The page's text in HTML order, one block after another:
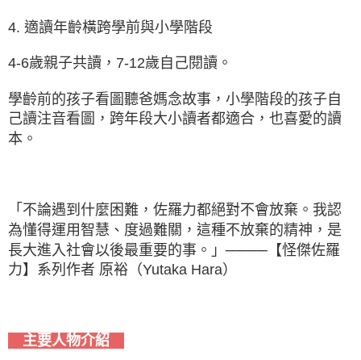
4. 適讀年齡橫跨學前與小學階段
4-6歲親子共讀，7-12歲自己閱讀。
學齡前的孩子看圖聽爸媽念故事，小學階段的孩子自
己讀注音看圖，跨年段大小讀者都適合，也喜愛的讀
本。
「不論遇到什麼困難，佐羅力都絕對不會放棄。我認
為懂得運用智慧、度過難關，這種不放棄的精神，是
長大進入社會以後最重要的事。」────【怪傑佐羅
力】系列作者 原裕（Yutaka Hara）
主要人物介紹